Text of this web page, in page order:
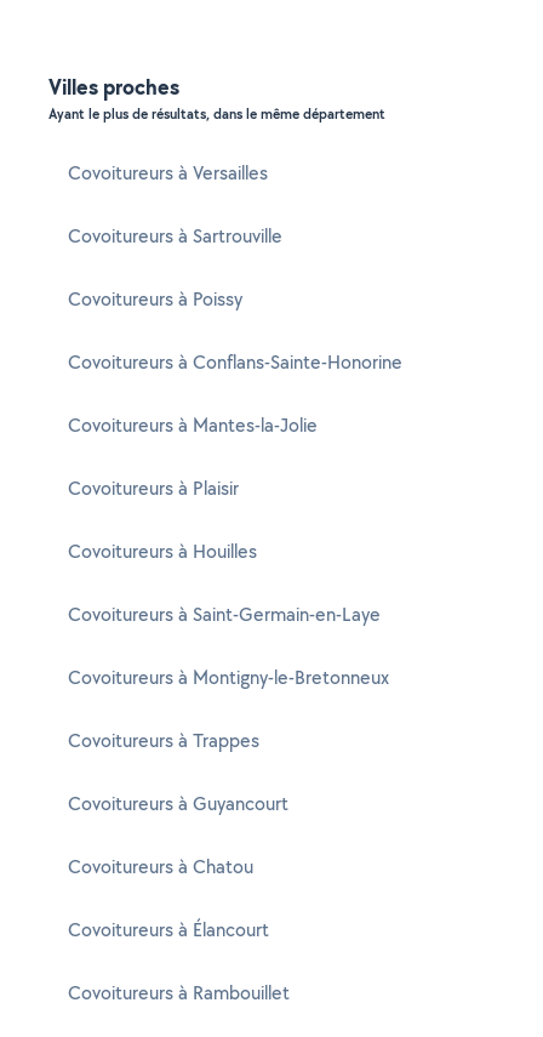
Villes proches
Ayant le plus de résultats, dans le même département
Covoitureurs à Versailles
Covoitureurs à Sartrouville
Covoitureurs à Poissy
Covoitureurs à Conflans-Sainte-Honorine
Covoitureurs à Mantes-la-Jolie
Covoitureurs à Plaisir
Covoitureurs à Houilles
Covoitureurs à Saint-Germain-en-Laye
Covoitureurs à Montigny-le-Bretonneux
Covoitureurs à Trappes
Covoitureurs à Guyancourt
Covoitureurs à Chatou
Covoitureurs à Élancourt
Covoitureurs à Rambouillet